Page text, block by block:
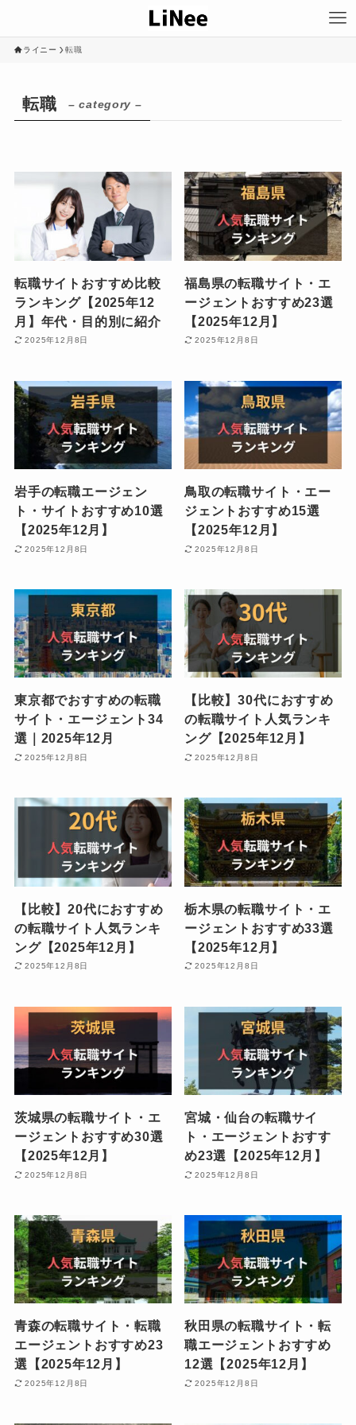
ライニー 転職
転職 – category –
転職サイトおすすめ比較
ランキング【2025年12
月】年代・目的別に紹介
2025年12月8日
福島県の転職サイト・エ
ージェントおすすめ23選
【2025年12月】
2025年12月8日
岩手の転職エージェン
ト・サイトおすすめ10選
【2025年12月】
2025年12月8日
鳥取の転職サイト・エー
ジェントおすすめ15選
【2025年12月】
2025年12月8日
東京都でおすすめの転職
サイト・エージェント34
選｜2025年12月
2025年12月8日
【比較】30代におすすめ
の転職サイト人気ランキ
ング【2025年12月】
2025年12月8日
【比較】20代におすすめ
の転職サイト人気ランキ
ング【2025年12月】
2025年12月8日
栃木県の転職サイト・エ
ージェントおすすめ33選
【2025年12月】
2025年12月8日
茨城県の転職サイト・エ
ージェントおすすめ30選
【2025年12月】
2025年12月8日
宮城・仙台の転職サイ
ト・エージェントおすす
め23選【2025年12月】
2025年12月8日
青森の転職サイト・転職
エージェントおすすめ23
選【2025年12月】
2025年12月8日
秋田県の転職サイト・転
職エージェントおすすめ
12選【2025年12月】
2025年12月8日